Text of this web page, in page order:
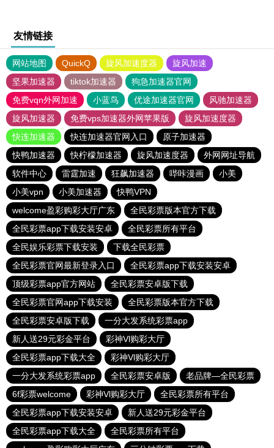
友情链接
网站地图 QuickQ 旋风加速度器
旋风加速
坚果加速器
tiktok加速器
狗急加速器官网
免费vqn外网加速
小蓝鸟 优途加速器官网
风驰加速器
旋风加速器
免费vps加速器外网苹果版
旋风加速度器
快连加速器
快连加速器官网入口
原子加速器
快鸭加速器
快柠檬加速器 旋风加速度器
外网网址导航
软件中心
雷霆加速 狂飙加速器 哔咔漫画
小美
小美vpn
小美加速器
快鸭VPN
welcome盈彩购彩大厅广东
全民彩票版本官方下载
全民彩票app下载安装安卓
全民彩票所有平台
全民娱乐彩票下载安装
下载全民彩票
全民彩票官网最新登录入口
全民彩票app下载安装安卓
顶级彩票app官方网站
全民彩票安卓版下载
全民彩票官网app下载安装
全民彩票版本官方下载
全民彩票安卓版下载
一分大发系统彩票app
新人送29元彩金平台
彩神Vl购彩大厅
全民彩票app下载大全
彩神Vl购彩大厅
一分大发系统彩票app
全民彩票安卓版
老品牌—全民彩票
6f彩票welcome
彩神Vl购彩大厅
全民彩票所有平台
全民彩票app下载安装安卓
新人送29元彩金平台
全民彩票app下载大全
全民彩票所有平台